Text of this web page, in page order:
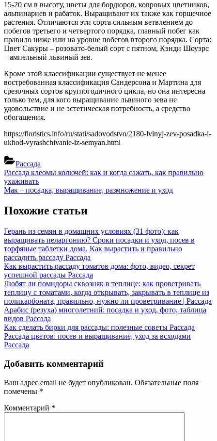
15-20 см в высоту, цветы для бордюров, ковровых цветников,
альпинариев и рабаток. Выращивают их также как горшечное
растения. Отличаются эти сорта сильным ветвлением до
побегов третьего и четвертого порядка, главный побег как
правило ниже или на уровне побегов второго порядка. Сорта:
Цвет Сакуры – розовато-белый сорт с пятном, Кэнди Шоуэрс
– ампельный львиный зев.
Кроме этой классификации существует не менее
востребованная классификация Сандерсона и Мартина для
срезочных сортов круглогодичного цикла, но она интересна
только тем, для кого выращивание львиного зева не
удовольствие и не эстетическая потребность, а средство
обогащения.
https://floristics.info/ru/stati/sadovodstvo/2180-lvinyj-zev-posadka-i-
ukhod-vyrashchivanie-iz-semyan.html
Рассада
Навигация
по
Previous
Post:
Рассада клеомы колючей: как и когда сажать, как правильно
ухаживать
Next
Мак – посадка, выращивание, размножение и уход
Похожие статьи
Герань из семян в домашних условиях (31 фото): как
выращивать пеларгонию? Сроки посадки и уход, посев в
торфяные таблетки дома. Как вырастить и правильно
рассадить рассаду Рассада
Как вырастить рассаду томатов дома: фото, видео, секрет
успешной рассады Рассада
Любят ли помидоры сквозняк в теплице: как проветривать
теплицу с томатами, когда открывать, закрывать в теплице из
поликарбоната, правильно, нужно ли проветривание | Рассада
Арабис (резуха) многолетний: посадка и уход, фото, таблица
видов Рассада
Как сделать бирки для рассады: полезные советы Рассада
Рассада цветов: посев и выращивание, уход за всходами
Рассада
Добавить комментарий
Ваш адрес email не будет опубликован. Обязательные поля
помечены *
Комментарий *